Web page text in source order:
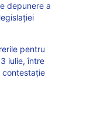
depunere a
pentru
iulie, între
contestație